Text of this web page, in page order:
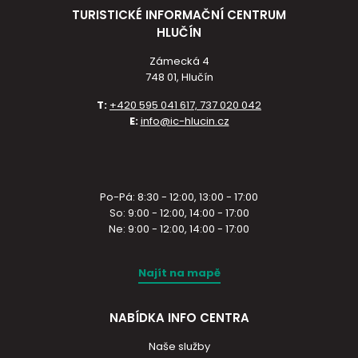
TURISTICKÉ INFORMAČNÍ CENTRUM
HLUČÍN
Zámecká 4
748 01, Hlučín
T: +420 595 041 617, 737 020 042
E:info@ic-hlucin.cz
Po-Pá: 8:30 - 12:00, 13:00 - 17:00
So: 9:00 - 12:00, 14:00 - 17:00
Ne: 9:00 - 12:00, 14:00 - 17:00
Najít na mapě
NABÍDKA INFO CENTRA
Naše služby